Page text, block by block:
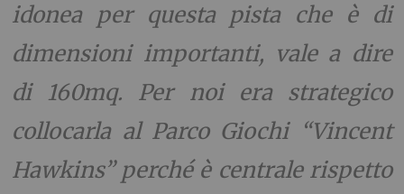
idonea per questa pista che è di
dimensioni importanti, vale a dire
di 160mq. Per noi era strategico
collocarla al Parco Giochi “Vincent
Hawkins” perché è centrale rispetto